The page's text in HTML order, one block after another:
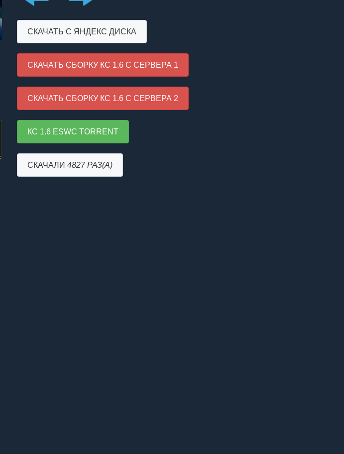
СКАЧАТЬ С ЯНДЕКС ДИСКА
СКАЧАТЬ СБОРКУ КС 1.6 С СЕРВЕРА 1
СКАЧАТЬ СБОРКУ КС 1.6 С СЕРВЕРА 2
КС 1.6 ESWC TORRENT
СКАЧАЛИ 4827 РАЗ(А)